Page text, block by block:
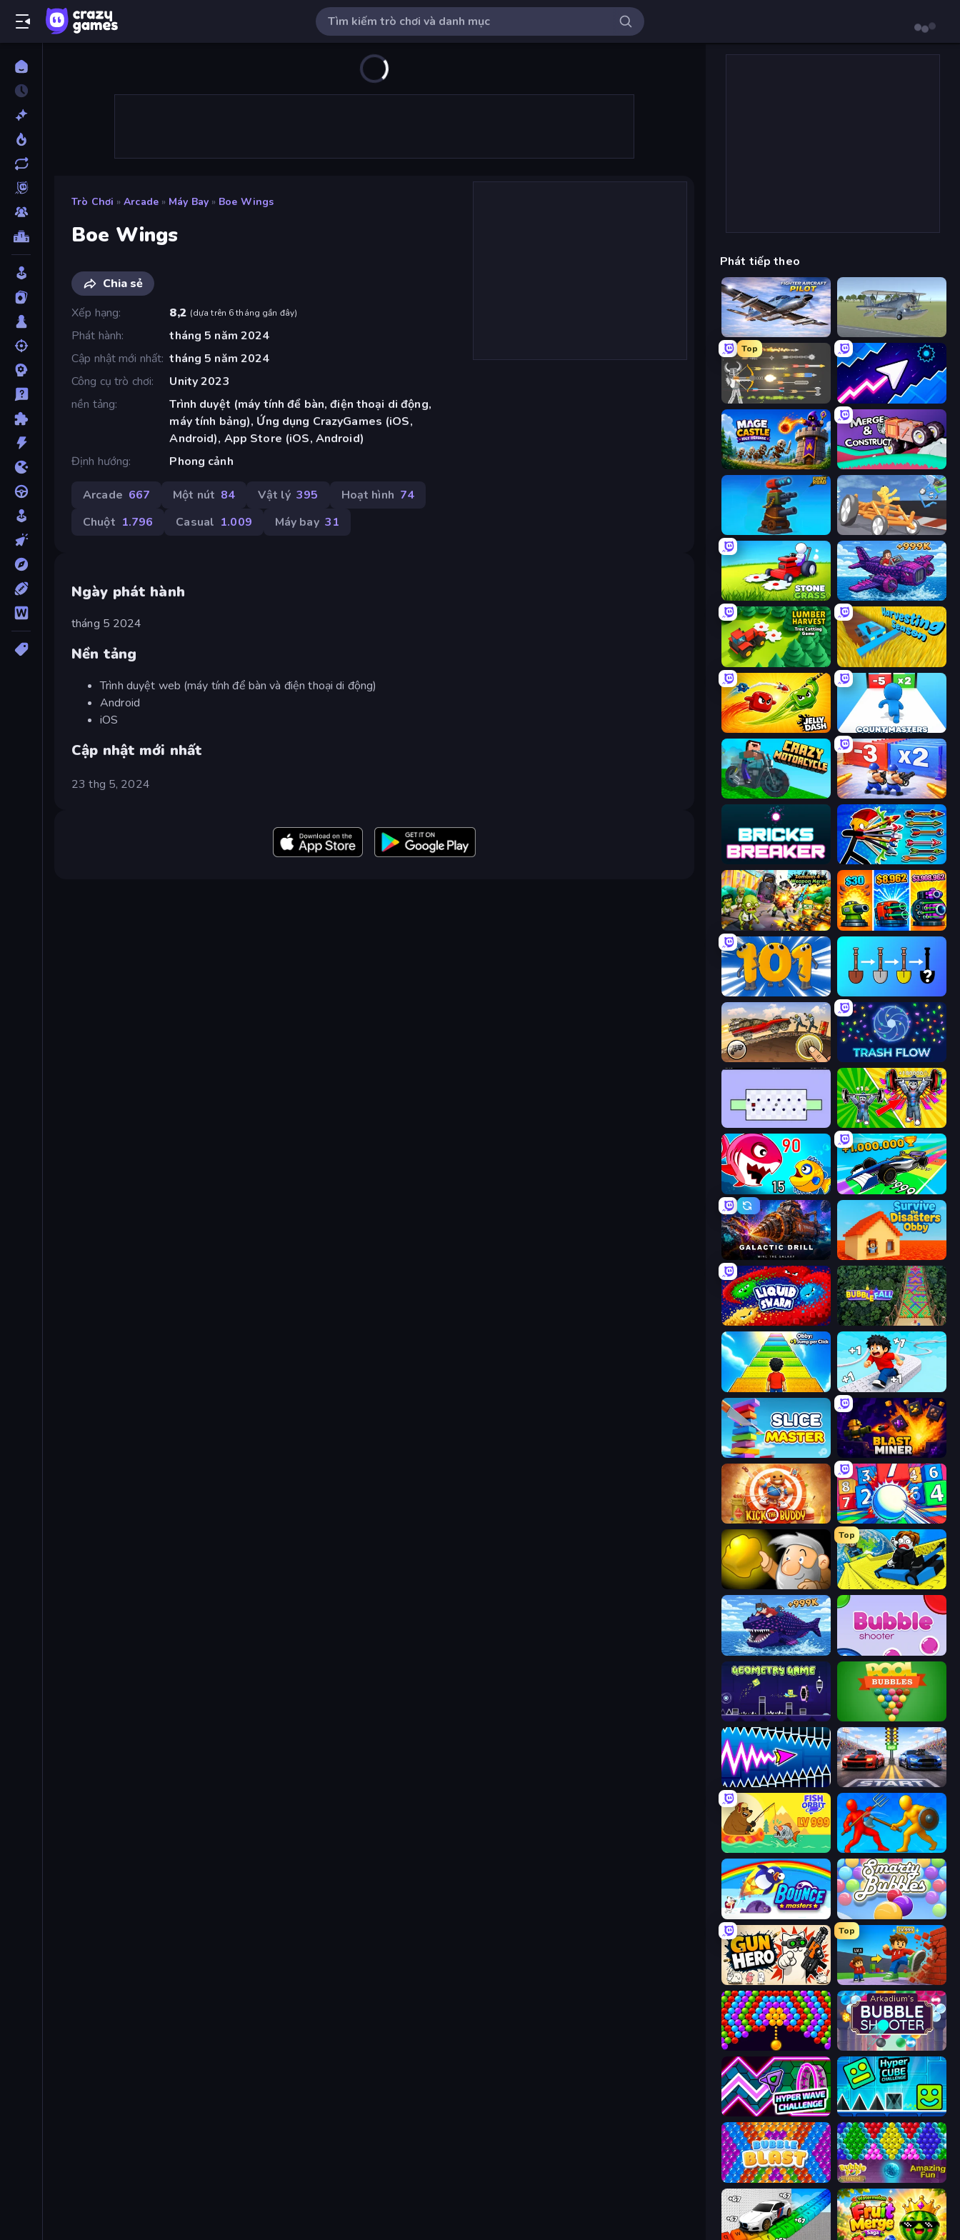
Trò Chơi » Arcade » Máy Bay » Boe Wings
Boe Wings
Chia sẻ
Xếp hạng
8,2 (dựa trên 6 tháng gần đây)
Phát hành
tháng 5 năm 2024
Cập nhật mới nhất tháng 5 năm 2024
Công cụ trò chơi
Unity 2023
nền tảng
Trình duyệt (máy tính để bàn, điện thoại di động,
máy tính bảng), Ứng dụng CrazyGames (iOS,
Android), App Store (iOS, Android)
Định hướng
Phong cảnh
Arcade 667 Một nút 84 Vật lý 395 Hoạt hình 74
Chuột 1.796 Casual 1.009 Máy bay 31
Ngày phát hành
tháng 5 2024
Nền tảng
Trình duyệt web (máy tính để bàn và điện thoại di động)
Android
iOS
Cập nhật mới nhất
23 thg 5, 2024
Phát tiếp theo
Fighter Aircraft Pilot 3D Flight Simulator
Top
Ragdoll Archers Space Waves
Mage Castle Idle Defense Merge & Construct
Furry Road Draw Crash Race
Stone Grass: Mowing Simulator Obby Plane Power Challenge: Fly
Lumber Harvest: Tree Cutting Game Harvesting Season
Jelly Dash
Crazy Motorcycle Battle Brigade
Bricks Breaker Archer Ragdoll Masters
Zombies 4 Weapon Merge Pumpkin Defense: Merge Cannon
Numbers Arena
Earn to Die: Zombie Ride Trash Flow
World's Hardest Game Obby: Gym Simulator, Escape
Fish Eat Getting Big Obby Car Challenge: Drive
Galactic Drill Survive the Disasters: Obby
Liquid Swarm Bubble Fall
Obby: +1 Jump per Click Speed per Click: Obby
Slice Master Blast Miner
Kick the Buddy Entropy
Gold Miner
Top
Cart Ride Danger Mount
Obby Fish Challenge: Ride Bubble Shooter
Geometry Game Pool Bubbles
Wave Dash: Geometry Arrow Street Racer 2
Fish Orbit Epic Sword Battle! Fight in Arena
Bouncemasters Smarty Bubbles
Gun Hero: Cat Survival
Top
Obby: +1 Click Wall Breaker
Bubble Story
Hyper Wave Challenge Hyper Cube Challenge
Bubble Blast Bubble Pop Legend